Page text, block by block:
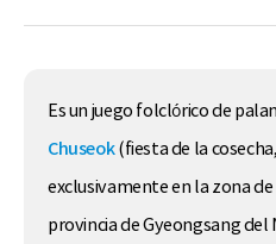
Es un juego folclórico de
Chuseok(fiesta de la
exclusivamente en la zona
provincia de Gyeongsang del